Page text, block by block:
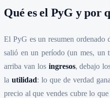
Qué es el PyG y por
El PyG es un resumen
salió en un período (un mes, un
arriba van los ingresos, debajo
la utilidad: lo que de verdad
precio al que vendes cubre lo